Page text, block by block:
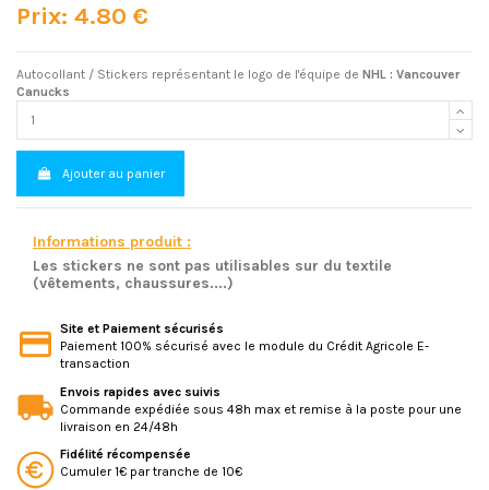
Prix: 4.80 €
Autocollant / Stickers représentant le logo de l'équipe de NHL : Vancouver
Canucks
Ajouter au panier
Informations produit :
Les stickers ne sont pas utilisables sur du textile
(vêtements, chaussures....)
Site et Paiement sécurisés
Paiement 100% sécurisé avec le module du Crédit Agricole E-
transaction
Envois rapides avec suivis
Commande expédiée sous 48h max et remise à la poste pour une
livraison en 24/48h
Fidélité récompensée
Cumuler 1€ par tranche de 10€